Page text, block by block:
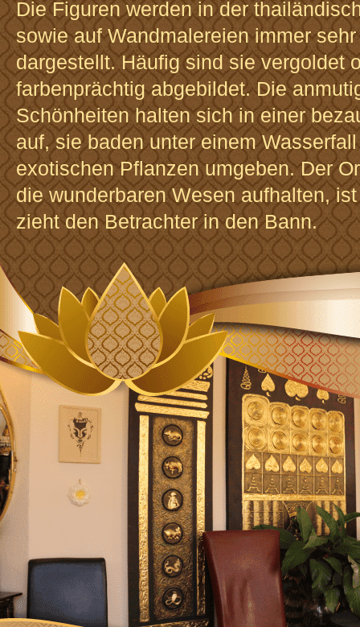
Die Figuren werden in der
sowie auf Wandmalereien immer
dargestellt. Häufig sind sie vergoldet
farbenprächtig abgebildet. Die
Schönheiten halten sich in einer
auf, sie baden unter einem
exotischen Pflanzen umgeben. Der
die wunderbaren Wesen aufhalten,
zieht den Betrachter in den Bann.